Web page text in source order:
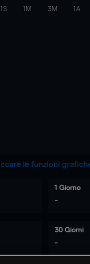
1S 1M 3M 1A
le funzioni
1 Giorno
-
30 Giorni
-